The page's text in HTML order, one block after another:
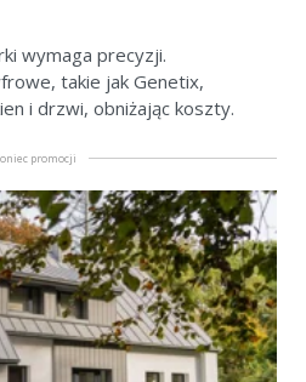
wymaga precyzji.
takie jak Genetix,
i drzwi, obniżając koszty.
promocji